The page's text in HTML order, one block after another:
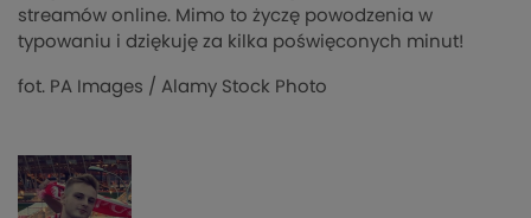
streamów online. Mimo to życzę powodzenia w
typowaniu i dziękuję za kilka poświęconych minut!
fot. PA Images / Alamy Stock Photo